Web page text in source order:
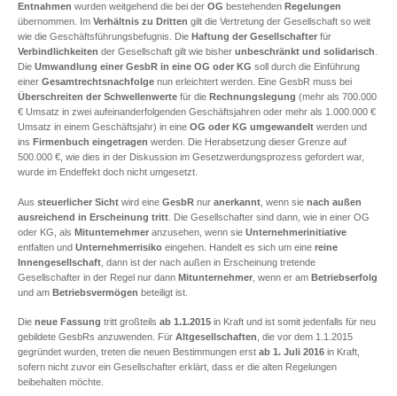
Entnahmen wurden weitgehend die bei der OG bestehenden Regelungen
übernommen. Im Verhältnis zu Dritten gilt die Vertretung der Gesellschaft so weit
wie die Geschäftsführungsbefugnis. Die Haftung der Gesellschafter für
Verbindlichkeiten der Gesellschaft gilt wie bisher unbeschränkt und solidarisch
Die Umwandlung einer GesbR in eine OG oder KG soll durch die Einführung
einer Gesamtrechtsnachfolge nun erleichtert werden. Eine GesbR muss bei
Überschreiten der Schwellenwerte für die Rechnungslegung (mehr als 700.000
€ Umsatz in zwei aufeinanderfolgenden Geschäftsjahren oder mehr als 1.000.000 €
Umsatz in einem Geschäftsjahr) in eine OG oder KG umgewandelt werden und
ins Firmenbuch eingetragen werden. Die Herabsetzung dieser Grenze auf
500.000 €, wie dies in der Diskussion im Gesetzwerdungsprozess gefordert war,
wurde im Endeffekt doch nicht umgesetzt.
Aus steuerlicher Sicht wird eine GesbR nur anerkannt , wenn sie nach außen
ausreichend in Erscheinung tritt . Die Gesellschafter sind dann, wie in einer OG
oder KG, als Mitunternehmer anzusehen, wenn sie Unternehmerinitiative
entfalten und Unternehmerrisiko eingehen. Handelt es sich um eine reine
Innengesellschaft , dann ist der nach außen in Erscheinung tretende
Gesellschafter in der Regel nur dann Mitunternehmer , wenn er am Betriebserfolg
und am Betriebsvermögen beteiligt ist.
Die neue Fassung tritt großteils ab 1.1.2015 in Kraft und ist somit jedenfalls für neu
gebildete GesbRs anzuwenden. Für Altgesellschaften , die vor dem 1.1.2015
gegründet wurden, treten die neuen Bestimmungen erst ab 1. Juli 2016 in Kraft,
sofern nicht zuvor ein Gesellschafter erklärt, dass er die alten Regelungen
beibehalten möchte.